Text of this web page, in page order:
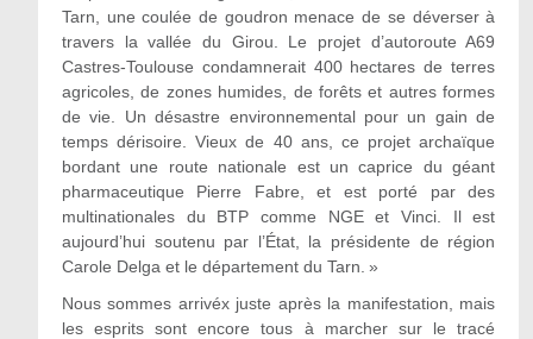
Tarn, une coulée de goudron menace de se déverser à
travers la vallée du Girou. Le projet d’autoroute A69
Castres-Toulouse condamnerait 400 hectares de terres
agricoles, de zones humides, de forêts et autres formes
de vie. Un désastre environnemental pour un gain de
temps dérisoire. Vieux de 40 ans, ce projet archaïque
bordant une route nationale est un caprice du géant
pharmaceutique Pierre Fabre, et est porté par des
multinationales du BTP comme NGE et Vinci. Il est
aujourd’hui soutenu par l’État, la présidente de région
Carole Delga et le département du Tarn. »
Nous sommes arrivéx juste après la manifestation, mais
les esprits sont encore tous à marcher sur le tracé